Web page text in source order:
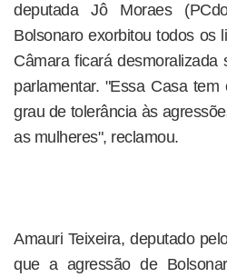
deputada Jô Moraes
Bolsonaro exorbitou todos os
Câmara ficará
parlamentar. "Essa Casa
grau de tolerância às
as mulheres", reclamou.
Amauri Teixeira, deputado
que a agressão de